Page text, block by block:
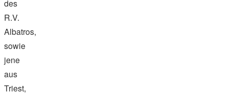
des
R.V.
Albatros,
sowie
jene
aus
Triest,